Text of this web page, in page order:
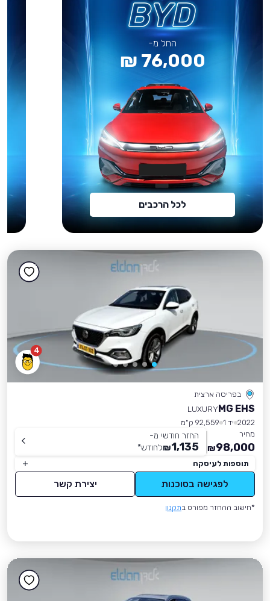
החל מ-
76,000 ₪
לכל הרכבים
4
בפריסה ארצית
MG EHS
LUXURY
2022 יד 1
92,559 ק״מ
מחיר
98,000
₪
החזר חודשי מ-
1,135
₪לחודש*
תוספות לעיסקה
לפגישה בסוכנות יצירת קשר
*חישוב ההחזר מפורט בתקנון